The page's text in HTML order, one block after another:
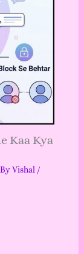
Kaa Kya
Vishal /